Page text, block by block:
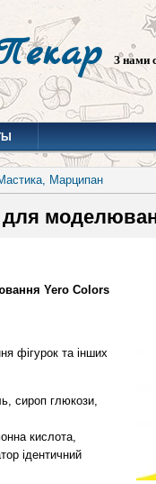
З нами
Марципан
Yero Colors
фігурок та інших
сироп глюкози,
кислота,
ідентичний